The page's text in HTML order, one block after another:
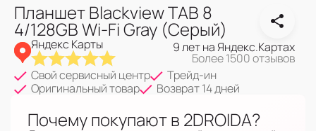
Планшет Blackview TAB 8
4/128GB Wi-Fi Gray (Серый)
Яндекс Карты 9 лет на Яндекс.Картах
Более 1500 отзывов
Свой сервисный центр
Трейд-ин
Оригинальный товар
Возврат 14 дней
Почему покупают в 2DROIDA?